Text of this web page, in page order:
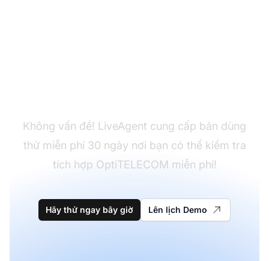
Không vấn đề! LiveAgent cung cấp bản dùng
thử miễn phí 30 ngày nơi bạn có thể kiểm tra
tích hợp OptiTELECOM miễn phí!
Hãy thử ngay bây giờ Lên lịch Demo